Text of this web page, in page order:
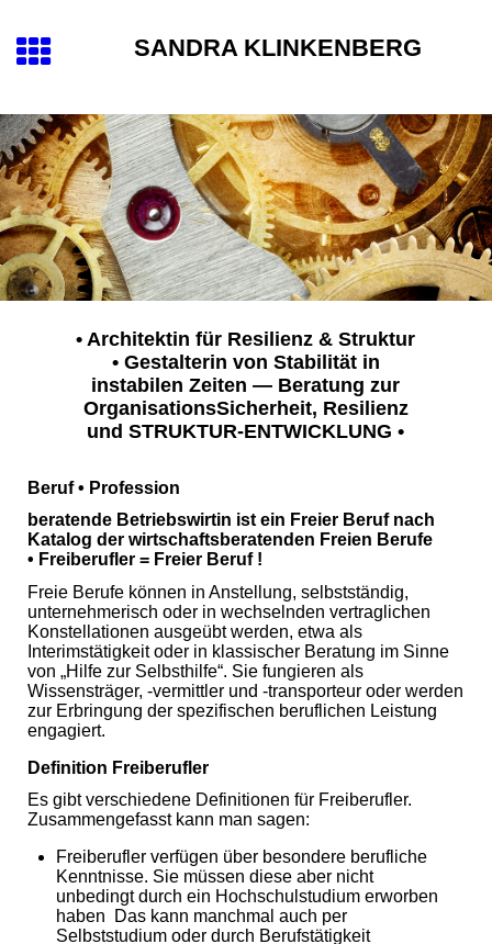
SANDRA KLINKENBERG
• Architektin für Resilienz & Struktur
• Gestalterin von Stabilität in
instabilen Zeiten — Beratung zur
OrganisationsSicherheit, Resilienz
und STRUKTUR-ENTWICKLUNG •
Beruf • Profession
beratende Betriebswirtin ist ein Freier Beruf nach
Katalog der wirtschaftsberatenden Freien Berufe
• Freiberufler = Freier Beruf !
Freie Berufe können in Anstellung, selbstständig,
unternehmerisch oder in wechselnden vertraglichen
Konstellationen ausgeübt werden, etwa als
Interimstätigkeit oder in klassischer Beratung im Sinne
von „Hilfe zur Selbsthilfe“. Sie fungieren als
Wissensträger, -vermittler und -transporteur oder werden
zur Erbringung der spezifischen beruflichen Leistung
engagiert.
Definition Freiberufler
Es gibt verschiedene Definitionen für Freiberufler.
Zusammengefasst kann man sagen:
Freiberufler verfügen über besondere berufliche
Kenntnisse. Sie müssen diese aber nicht
unbedingt durch ein Hochschulstudium erworben
haben Das kann manchmal auch per
Selbststudium oder durch Berufstätigkeit